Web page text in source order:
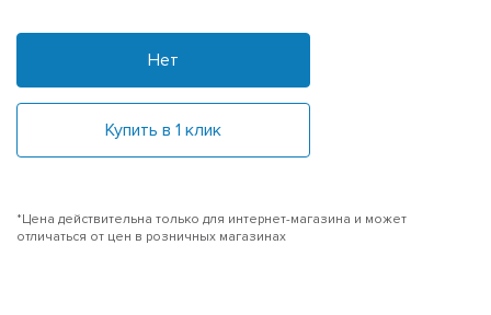
Нет
Купить в 1 клик
*Цена действительна только для интернет-магазина и может
отличаться от цен в розничных магазинах